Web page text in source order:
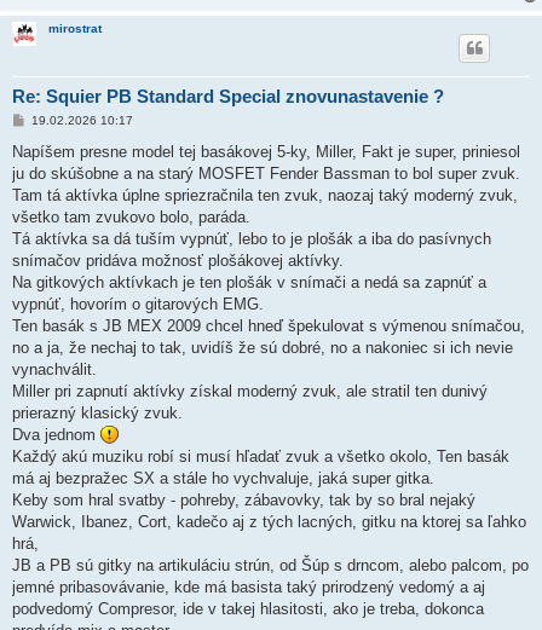
mirostrat
Re: Squier PB Standard Special znovunastavenie ?
P
í
s
p
ě
e
k
19.02.2026 10:17
Napíšem presne model tej basákovej 5-ky, Miller, Fakt je super, priniesol
ju do skúšobne a na starý MOSFET Fender Bassman to bol super zvuk.
Tam tá aktívka úplne spriezračnila ten zvuk, naozaj taký moderný zvuk,
všetko tam zvukovo bolo, paráda.
Tá aktívka sa dá tuším vypnúť, lebo to je plošák a iba do pasívnych
snímačov pridáva možnosť plošákovej aktívky.
Na gitkových aktívkach je ten plošák v snímači a nedá sa zapnúť a
vypnúť, hovorím o gitarových EMG.
Ten basák s JB MEX 2009 chcel hneď špekulovat s výmenou snímačou,
no a ja, že nechaj to tak, uvidíš že sú dobré, no a nakoniec si ich nevie
vynachválit.
Miller pri zapnutí aktívky získal moderný zvuk, ale stratil ten dunivý
prierazný klasický zvuk.
Dva jednom
Každý akú muziku robí si musí hľadať zvuk a všetko okolo, Ten basák
má aj bezpražec SX a stále ho vychvaluje, jaká super gitka.
Keby som hral svatby - pohreby, zábavovky, tak by so bral nejaký
Warwick, Ibanez, Cort, kadečo aj z tých lacných, gitku na ktorej sa ľahko
hrá,
JB a PB sú gitky na artikuláciu strún, od Šúp s drncom, alebo palcom, po
jemné pribasovávanie, kde má basista taký prirodzený vedomý a aj
podvedomý Compresor, ide v takej hlasitosti, ako je treba, dokonca